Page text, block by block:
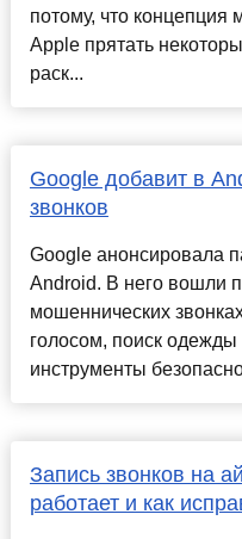
потому, что
Apple прятать
раск...
Google добавит в
звонков
Google анонсировала
Android. В него вошли
мошеннических
голосом, поиск
инструменты
Запись звонков на
работает и как